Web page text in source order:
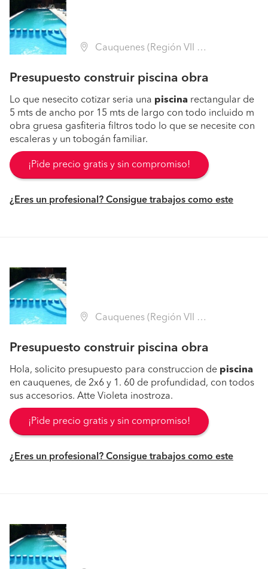
Cauquenes (Región VII Maule - Cauquenes)
Presupuesto construir piscina obra
Lo que nesecito cotizar seria una piscina rectangular de
5 mts de ancho por 15 mts de largo con todo incluido m
obra gruesa gasfiteria filtros todo lo que se necesite con
escaleras y un tobogán familiar.
¡Pide precio gratis y sin compromiso!
¿Eres un profesional? Consigue trabajos como este
Cauquenes (Región VII Maule - Cauquenes)
Presupuesto construir piscina obra
Hola, solicito presupuesto para construccion de piscina
en cauquenes, de 2x6 y 1. 60 de profundidad, con todos
sus accesorios. Atte Violeta inostroza.
¡Pide precio gratis y sin compromiso!
¿Eres un profesional? Consigue trabajos como este